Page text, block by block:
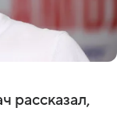
рассказал,